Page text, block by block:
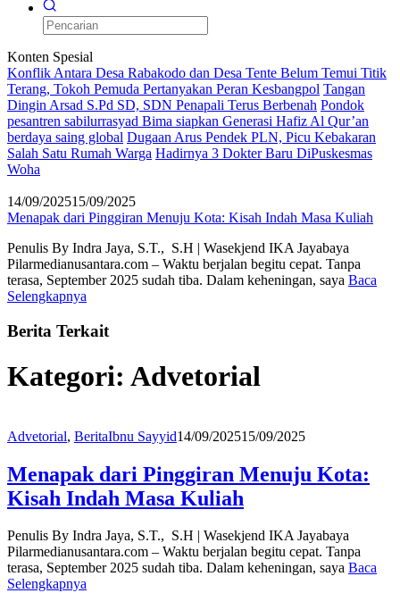
Konten Spesial
Konflik Antara Desa Rabakodo dan Desa Tente Belum Temui Titik
Terang, Tokoh Pemuda Pertanyakan Peran Kesbangpol Tangan
Dingin Arsad S.Pd SD, SDN Penapali Terus Berbenah Pondok
pesantren sabilurrasyad Bima siapkan Generasi Hafiz Al Qur’an
berdaya saing global Dugaan Arus Pendek PLN, Picu Kebakaran
Salah Satu Rumah Warga Hadirnya 3 Dokter Baru DiPuskesmas
Woha
14/09/202515/09/2025
Menapak dari Pinggiran Menuju Kota: Kisah Indah Masa Kuliah
Penulis By Indra Jaya, S.T., S.H | Wasekjend IKA Jayabaya
Pilarmedianusantara.com – Waktu berjalan begitu cepat. Tanpa
terasa, September 2025 sudah tiba. Dalam keheningan, saya Baca
Selengkapnya
Berita Terkait
Kategori: Advetorial
Advetorial, BeritaIbnu Sayyid14/09/202515/09/2025
Menapak dari Pinggiran Menuju Kota:
Kisah Indah Masa Kuliah
Penulis By Indra Jaya, S.T., S.H | Wasekjend IKA Jayabaya
Pilarmedianusantara.com – Waktu berjalan begitu cepat. Tanpa
terasa, September 2025 sudah tiba. Dalam keheningan, saya Baca
Selengkapnya